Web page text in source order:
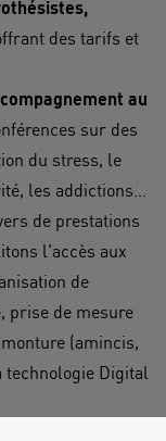
des tarifs et
au
sur des
du stress, le
les addictions…
de prestations
l'accès aux
de
prise de mesure
(amincis,
Digital